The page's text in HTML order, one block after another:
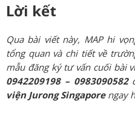
Lời kết
Qua bài viết này, MAP hi
tổng quan và chi tiết về
mẫu đăng ký tư vấn cuối bài
0942209198 – 0983090582
viện Jurong Singaporengay